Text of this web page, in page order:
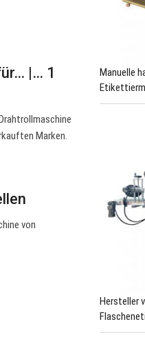
|… 1
Marken.
von
Manuelle
Hersteller